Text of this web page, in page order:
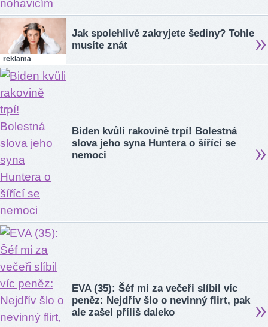
reklama
Jak spolehlivě zakryjete šediny? Tohle
musíte znát
Biden kvůli rakovině trpí! Bolestná
slova jeho syna Huntera o šířící se
nemoci
EVA (35): Šéf mi za večeři slíbil víc
peněz: Nejdřív šlo o nevinný flirt, pak
ale zašel příliš daleko